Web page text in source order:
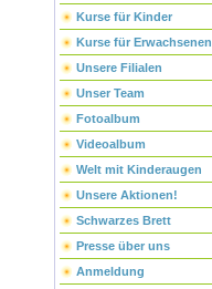
Kurse für Kinder
Kurse für Erwachsenen
Unsere Filialen
Unser Team
Fotoalbum
Videoalbum
Welt mit Kinderaugen
Unsere Aktionen!
Schwarzes Brett
Presse über uns
Anmeldung